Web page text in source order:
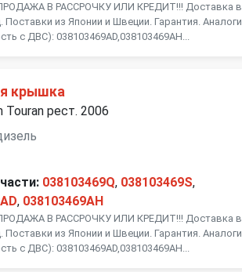
В РАССРОЧКУ ИЛИ КРЕДИТ!!! Доставка в
из Японии и Швеции. Гарантия. Аналоги
с ДВС): 038103469AD,038103469AH...
крышка
Touran рест. 2006
038103469Q, 038103469S,
, 038103469AH
В РАССРОЧКУ ИЛИ КРЕДИТ!!! Доставка в
из Японии и Швеции. Гарантия. Аналоги
с ДВС): 038103469AD,038103469AH...